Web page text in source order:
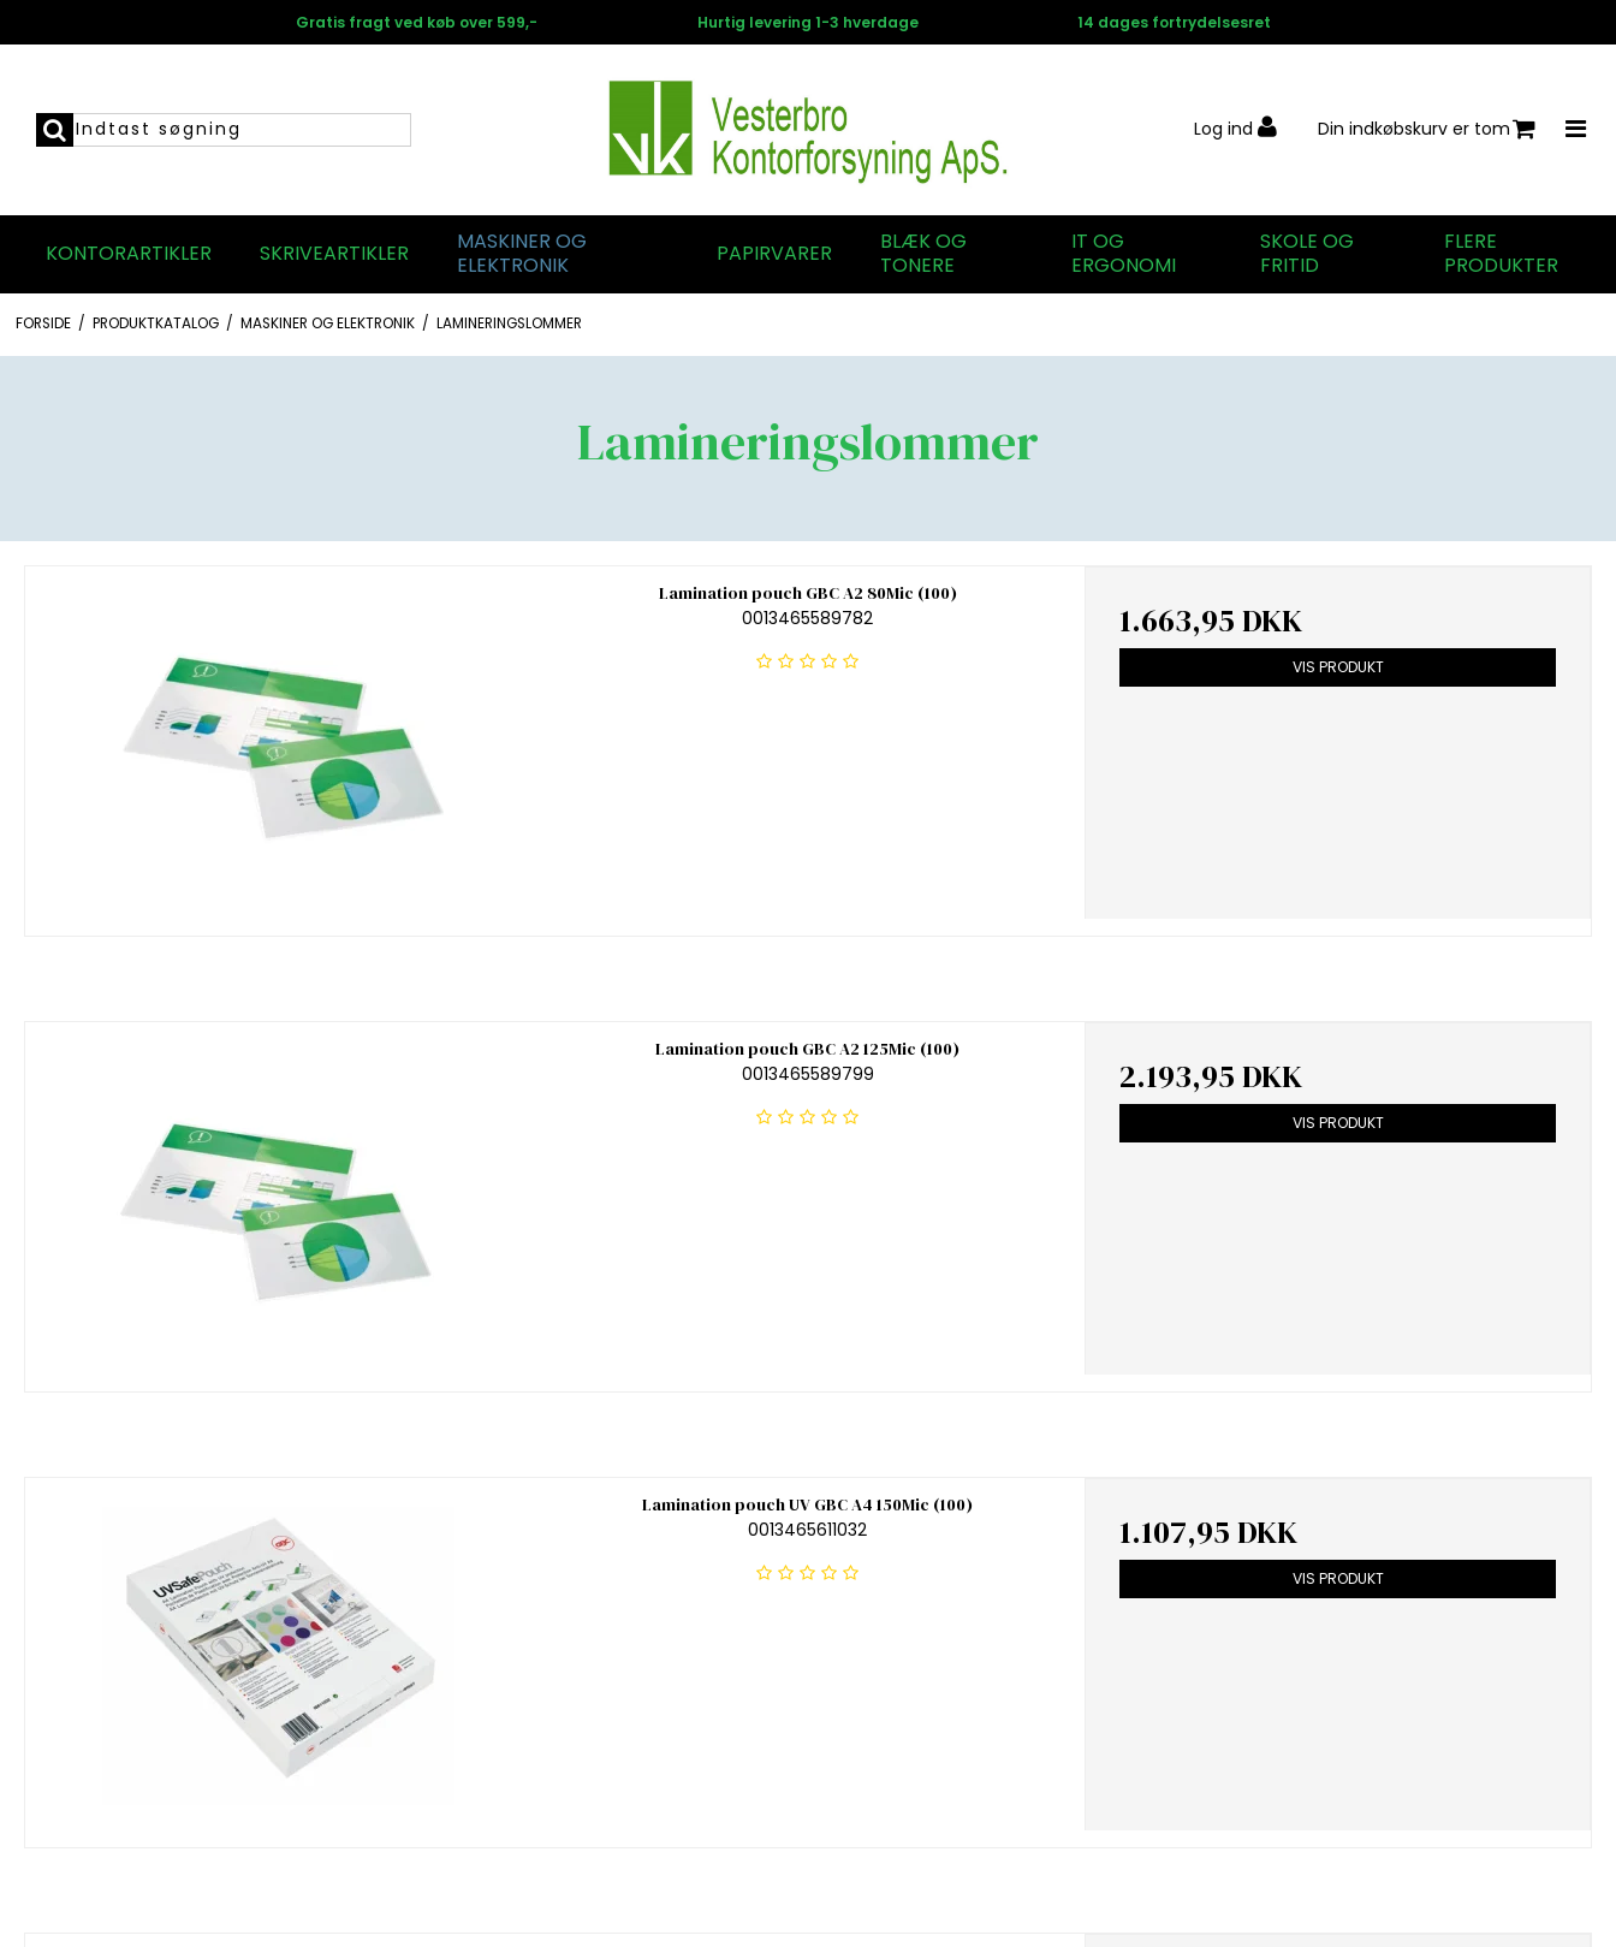
Gratis fragt ved køb over 599,- Hurtig levering 1-3 hverdage 14 dages fortrydelsesret
Log ind Din indkøbskurv er tom
KONTORARTIKLER SKRIVEARTIKLER
MASKINER OG
ELEKTRONIK
PAPIRVARER
BLÆK OG
TONERE
IT OG
ERGONOMI
SKOLE OG
FRITID
FLERE
PRODUKTER
FORSIDE / PRODUKTKATALOG / MASKINER OG ELEKTRONIK / LAMINERINGSLOMMER
Lamineringslommer
Lamination pouch GBC A2 80Mic (100)
0013465589782
1.663,95 DKK
VIS PRODUKT
Lamination pouch GBC A2 125Mic (100)
0013465589799
2.193,95 DKK
VIS PRODUKT
Lamination pouch UV GBC A4 150Mic (100)
0013465611032
1.107,95 DKK
VIS PRODUKT